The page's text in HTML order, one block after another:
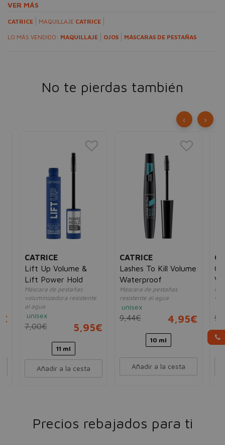
VER MÁS
CATRICE MAQUILLAJE CATRICE
LO MÁS VENDIDO: MAQUILLAJE OJOS MÁSCARAS DE PESTAÑAS
No te pierdas también
CATRICE
Lift Up Volume &
Lift Power Hold
Máscara de pestañas
voluminizadora resistente
al agua
unisex
7,00€ 5,95€
11 ml
Añadir a la cesta
CATRICE
Lashes To Kill Volume
Waterproof
Máscara de pestañas
resistente al agua
unisex
9,44€ 4,95€
10 ml
Añadir a la cesta
‹ ›
Precios rebajados para ti